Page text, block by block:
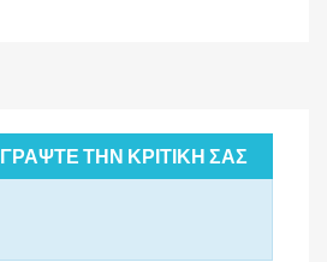
ΓΡΆΨΤΕ ΤΗΝ ΚΡΙΤΙΚΉ ΣΑΣ